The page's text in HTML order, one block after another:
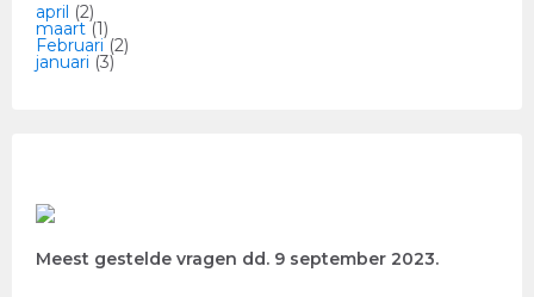
april (2)
maart (1)
Februari (2)
januari (3)
Meest gestelde vragen dd. 9 september 2023.